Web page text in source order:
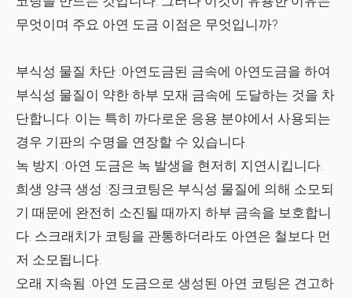
무엇이며 주요 아연 도금 이점은 무엇입니까?
부식성 물질 차단 :아연도금된 금속에 아연도금을 하여
부식성 물질이 약한 하부 모재 금속에 도달하는 것을 차
단합니다. 이는 특히 까다로운 응용 분야에서 사용되는
경우 기판의 수명을 연장할 수 있습니다.
녹 방지 :아연 도금은 녹 발생을 현저히 지연시킵니다.
희생 양극 생성 :징크코팅은 부식성 물질에 의해 소모되
기 때문에 완전히 소진될 때까지 하부 금속을 보호합니
다. 스크래치가 코팅을 관통하더라도 아연은 철보다 먼
저 소모됩니다.
오래 지속됨 :아연 도금으로 생성된 아연 코팅은 견고하